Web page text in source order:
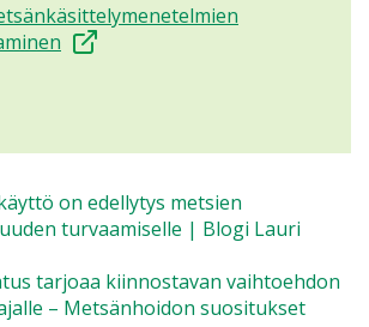
on edellytys metsien
turvaamiselle | Blogi Lauri
tarjoaa kiinnostavan vaihtoehdon
– Metsänhoidon suositukset